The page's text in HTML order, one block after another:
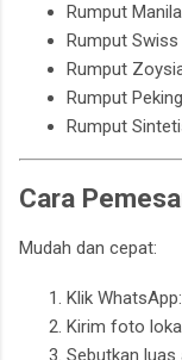
Rumput Manila
Rumput Swiss
Rumput
Rumput Peking
Rumput
Cara
Mudah dan cepat:
Klik WhatsApp:
Kirim foto